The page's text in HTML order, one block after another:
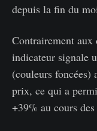
depuis la fin du
Contrairement aux
indicateur signale
(couleurs foncées)
prix, ce qui a
+39% au cours